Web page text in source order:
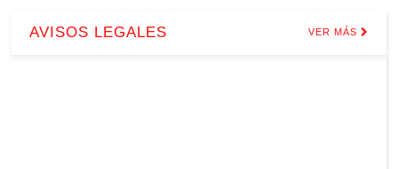
AVISOS LEGALES VER MÁS